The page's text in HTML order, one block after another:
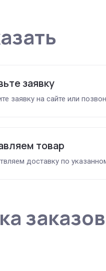
заявку
заявку на сайте или
товар
доставку по
заказов